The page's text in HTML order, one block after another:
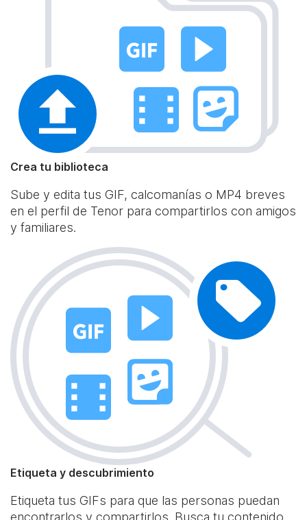
Crea tu biblioteca
Sube y edita tus GIF, calcomanías o MP4 breves
en el perfil de Tenor para compartirlos con amigos
y familiares.
Etiqueta y descubrimiento
Etiqueta tus GIFs para que las personas puedan
encontrarlos y compartirlos. Busca tu contenido